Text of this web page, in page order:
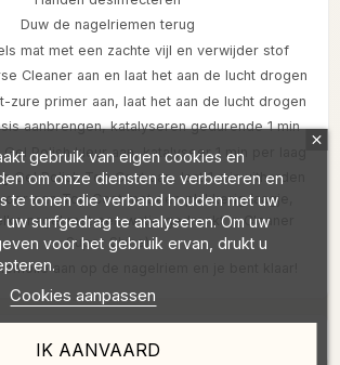
Duw de nagelriemen terug
mat met een zachte vijl en verwijder stof
Cleaner aan en laat het aan de lucht drogen
zure primer aan, laat het aan de lucht drogen
aanbrengen, katalyseren gedurende 1 min
Polish kleur aan, katalyseer 1 min per laag
Gel Polish Top Coat aan, laat 1 min uitharden
een Top Coat met een plakkerig laagje,
nagel met een watje gedrenkt in Cleaner
Super Shine)
aan op de nagelriem en je bent klaar!
sur les frais de port
gebruik van eigen cookies en
om onze diensten te verbeteren en
te tonen die verband houden met uw
surfgedrag te analyseren. Om uw
voor het gebruik ervan, drukt u
Cookies aanpassen
IK AANVAARD